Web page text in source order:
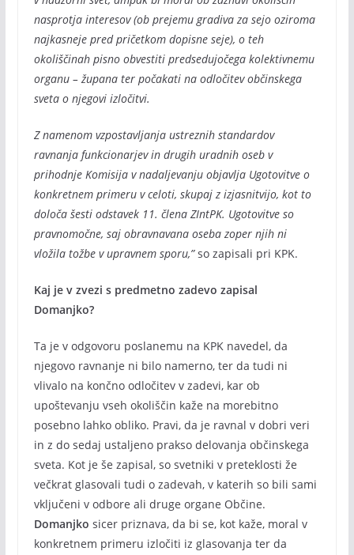
nasprotja interesov (ob prejemu gradiva za sejo oziroma
najkasneje pred pričetkom dopisne seje), o teh
okoliščinah pisno obvestiti predsedujočega kolektivnemu
organu – župana ter počakati na odločitev občinskega
sveta o njegovi izločitvi.
Z namenom vzpostavljanja ustreznih standardov
ravnanja funkcionarjev in drugih uradnih oseb v
prihodnje Komisija v nadaljevanju objavlja Ugotovitve o
konkretnem primeru v celoti, skupaj z izjasnitvijo, kot to
določa šesti odstavek 11. člena ZIntPK. Ugotovitve so
pravnomočne, saj obravnavana oseba zoper njih ni
vložila tožbe v upravnem sporu,”so zapisali pri KPK.
Kaj je v zvezi s predmetno zadevo zapisal
Domanjko?
Ta je v odgovoru poslanemu na KPK navedel, da
njegovo ravnanje ni bilo namerno, ter da tudi ni
vlivalo na končno odločitev v zadevi, kar ob
upoštevanju vseh okoliščin kaže na morebitno
posebno lahko obliko. Pravi, da je ravnal v dobri veri
in z do sedaj ustaljeno prakso delovanja občinskega
sveta. Kot je še zapisal, so svetniki v preteklosti že
večkrat glasovali tudi o zadevah, v katerih so bili sami
vključeni v odbore ali druge organe Občine.
Domanjko sicer priznava, da bi se, kot kaže, moral v
konkretnem primeru izločiti iz glasovanja ter da